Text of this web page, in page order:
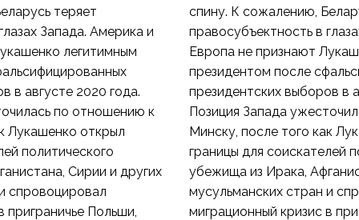
теряет
Запада. Америка и
легитимным
в августе 2020 года.
по отношению к
Лукашенко открыл
политического
Сирии и других
спровоцировал
приграничье Польши,
спину. К сожалению,
правосубъектность в
Европа не признают
президентом после
президентских выборов в
Позиция Запада
Минску, после того как
границы для соискателей
убежища из Ирака,
мусульманских стран и
миграционный кризис в